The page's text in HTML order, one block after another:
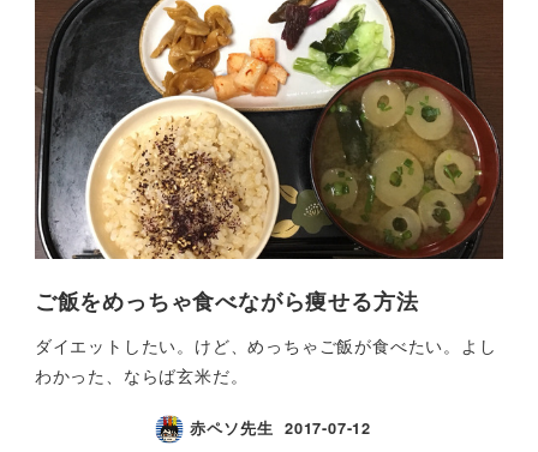
ご飯をめっちゃ食べながら痩せる方法
ダイエットしたい。けど、めっちゃご飯が食べたい。よし
わかった、ならば玄米だ。
赤ペソ先生 2017-07-12